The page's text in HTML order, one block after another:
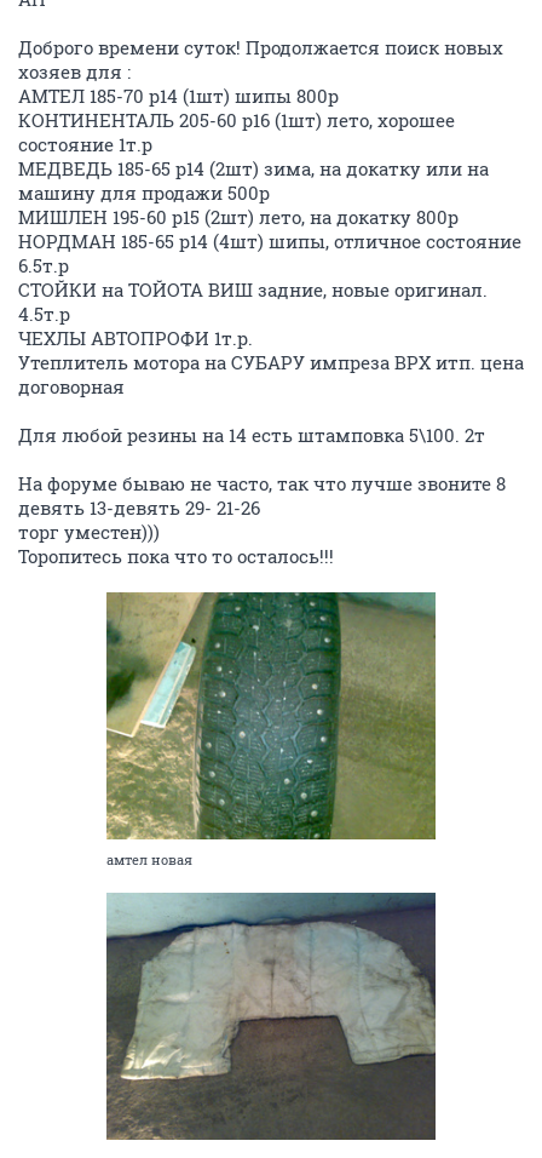
Доброго времени суток! Продолжается поиск новых
хозяев для :
АМТЕЛ 185-70 р14 (1шт) шипы 800р
КОНТИНЕНТАЛЬ 205-60 р16 (1шт) лето, хорошее
состояние 1т.р
МЕДВЕДЬ 185-65 р14 (2шт) зима, на докатку или на
машину для продажи 500р
МИШЛЕН 195-60 р15 (2шт) лето, на докатку 800р
НОРДМАН 185-65 р14 (4шт) шипы, отличное состояние
6.5т.р
СТОЙКИ на ТОЙОТА ВИШ задние, новые оригинал.
4.5т.р
ЧЕХЛЫ АВТОПРОФИ 1т.р.
Утеплитель мотора на СУБАРУ импреза ВРХ итп. цена
договорная
Для любой резины на 14 есть штамповка 5\100. 2т
На форуме бываю не часто, так что лучше звоните 8
девять 13-девять 29- 21-26
торг уместен)))
Торопитесь пока что то осталось!!!
амтел новая